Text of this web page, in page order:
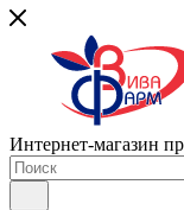
Интернет-магазин